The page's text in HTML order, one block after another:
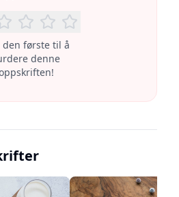
første til å
denne